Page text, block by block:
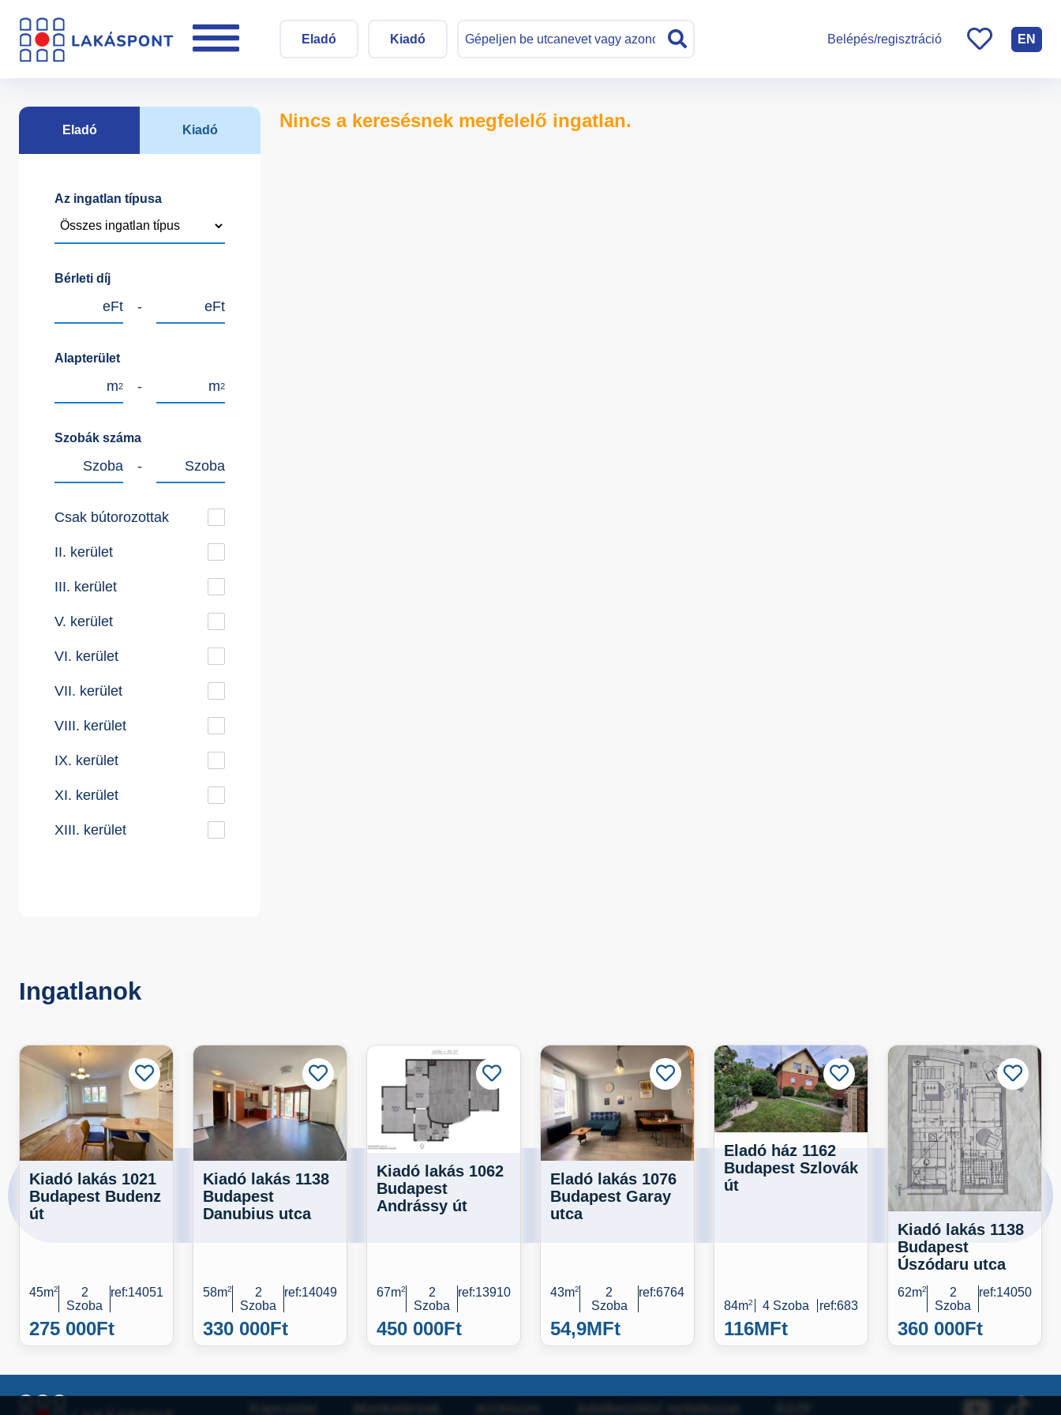
Eladó Kiadó Belépés/regisztráció EN
Eladó Kiadó
Az ingatlan típusa
Bérleti díj
eFt - eFt
Alapterület
m2 - m2
Szobák száma
Szoba - Szoba
Csak bútorozottak
II. kerület
III. kerület
V. kerület
VI. kerület
VII. kerület
VIII. kerület
IX. kerület
XI. kerület
XIII. kerület
Nincs a keresésnek megfelelő ingatlan.
Ingatlanok
Kiadó lakás 1021
Budapest Budenz
út
45m2
2
Szoba
ref:14051
275 000Ft
Kiadó lakás 1138
Budapest
Danubius utca
58m2
2
Szoba
ref:14049
330 000Ft
Kiadó lakás 1062
Budapest
Andrássy út
67m2
2
Szoba
ref:13910
450 000Ft
Eladó lakás 1076
Budapest Garay
utca
43m2
2
Szoba
ref:6764
54,9MFt
Eladó ház 1162
Budapest Szlovák
út
84m2 4 Szoba ref:683
116MFt
Kiadó lakás 1138
Budapest
Úszódaru utca
62m2
2
Szoba
ref:14050
360 000Ft